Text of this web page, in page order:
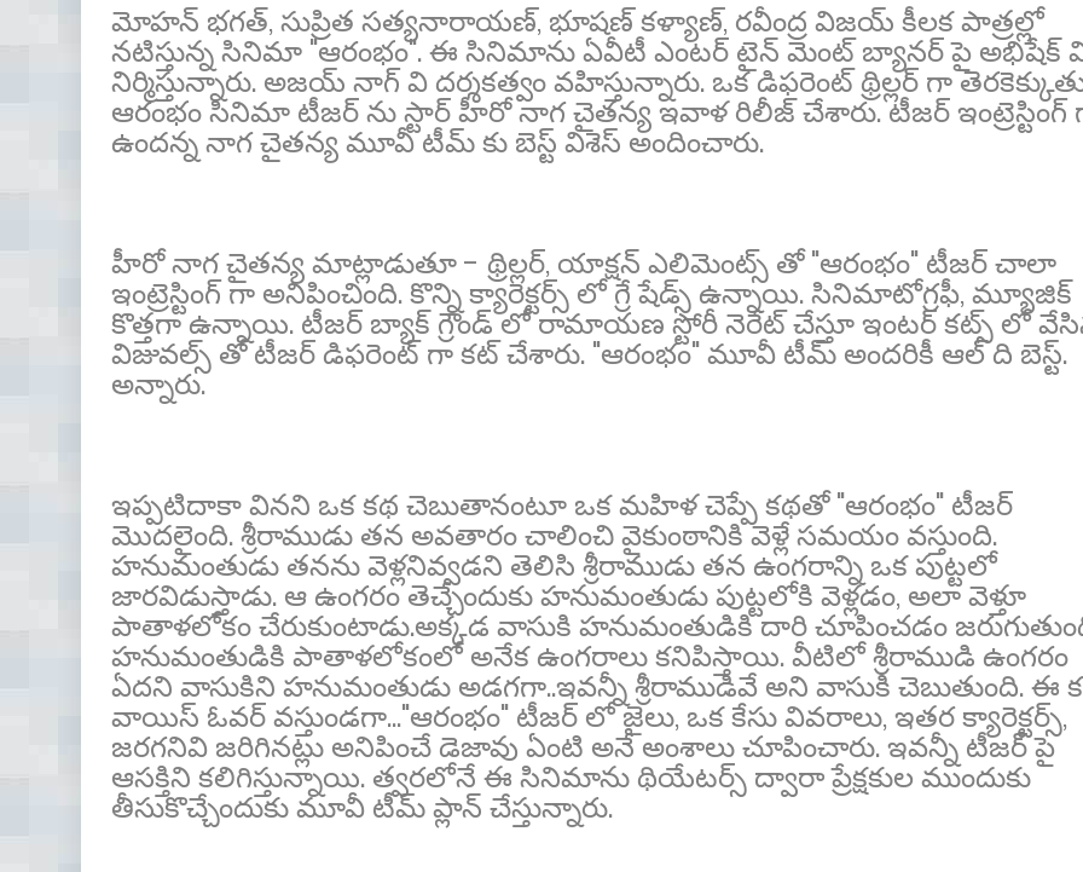
మోహన్ భగత్, సుప్రిత సత్యనారాయణ్, భూషణ్ కళ్యాణ్, రవీంద్ర విజయ్ కీలక పాత్రల్లో
నటిస్తున్న సినిమా "ఆరంభం". ఈ సినిమాను ఏవీటీ ఎంటర్ టైన్ మెంట్ బ్యానర్ పై అభిషేక్
నిర్మిస్తున్నారు. అజయ్ నాగ్ వి దర్శకత్వం వహిస్తున్నారు. ఒక డిఫరెంట్ థ్రిల్లర్ గా
ఆరంభం సినిమా టీజర్ ను స్టార్ హీరో నాగ చైతన్య ఇవాళ రిలీజ్ చేశారు. టీజర్ ఇంట్రెస్టింగ్
ఉందన్న నాగ చైతన్య మూవీ టీమ్ కు బెస్ట్ విశెస్ అందించారు.
హీరో నాగ చైతన్య మాట్లాడుతూ - థ్రిల్లర్, యాక్షన్ ఎలిమెంట్స్ తో "ఆరంభం" టీజర్ చాలా
ఇంట్రెస్టింగ్ గా అనిపించింది. కొన్ని క్యారెక్టర్స్ లో గ్రే షేడ్స్ ఉన్నాయి. సినిమాటోగ్రఫీ, మ్యూజిక్
కొత్తగా ఉన్నాయి. టీజర్ బ్యాక్ గ్రౌండ్ లో రామాయణ స్టోరీ నెరేట్ చేస్తూ ఇంటర్ కట్స్ లో
విజువల్స్ తో టీజర్ డిఫరెంట్ గా కట్ చేశారు. "ఆరంభం" మూవీ టీమ్ అందరికీ ఆల్ ది బెస్ట్.
అన్నారు.
ఇప్పటిదాకా వినని ఒక కథ చెబుతానంటూ ఒక మహిళ చెప్పే కథతో "ఆరంభం" టీజర్
మొదలైంది. శ్రీరాముడు తన అవతారం చాలించి వైకుంఠానికి వెళ్లే సమయం వస్తుంది.
హనుమంతుడు తనను వెళ్లనివ్వడని తెలిసి శ్రీరాముడు తన ఉంగరాన్ని ఒక పుట్టలో
జారవిడుస్తాడు. ఆ ఉంగరం తెచ్చేందుకు హనుమంతుడు పుట్టలోకి వెళ్లడం, అలా వెళ్తూ
పాతాళలోకం చేరుకుంటాడు.అక్కడ వాసుకి హనుమంతుడికి దారి చూపించడం
హనుమంతుడికి పాతాళలోకంలో అనేక ఉంగరాలు కనిపిస్తాయి. వీటిలో శ్రీరాముడి ఉంగరం
ఏదని వాసుకిని హనుమంతుడు అడగగా..ఇవన్నీ శ్రీరాముడివే అని వాసుకి చెబుతుంది. ఈ
వాయిస్ ఓవర్ వస్తుండగా..."ఆరంభం" టీజర్ లో జైలు, ఒక కేసు వివరాలు, ఇతర క్యారెక్టర్స్,
జరగనివి జరిగినట్లు అనిపించే డెజావు ఏంటి అనే అంశాలు చూపించారు. ఇవన్నీ టీజర్ పై
ఆసక్తిని కలిగిస్తున్నాయి. త్వరలోనే ఈ సినిమాను థియేటర్స్ ద్వారా ప్రేక్షకుల ముందుకు
తీసుకొచ్చేందుకు మూవీ టీమ్ ప్లాన్ చేస్తున్నారు.